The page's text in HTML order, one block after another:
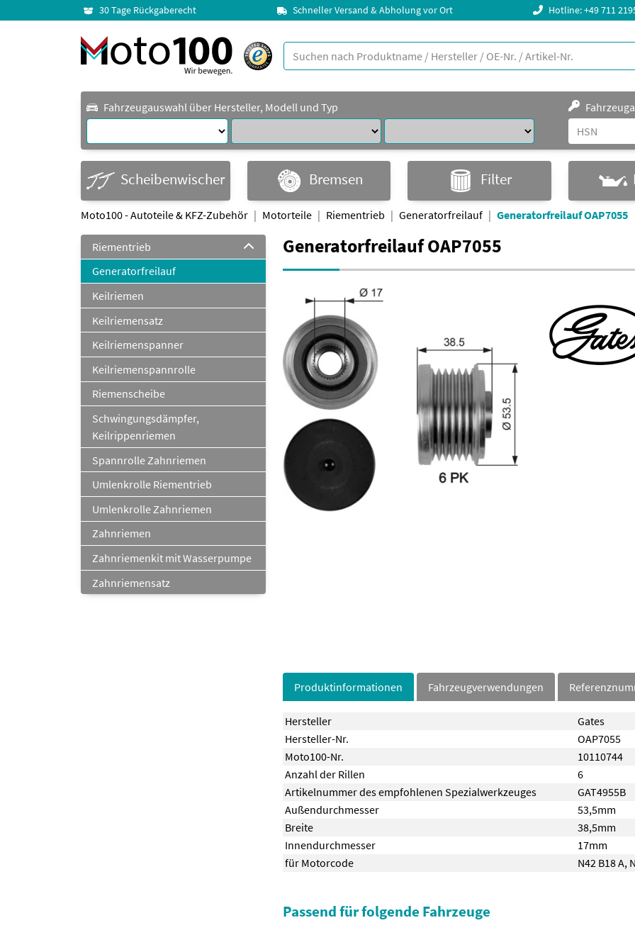
30 Tage Rückgaberecht Schneller Versand & Abholung vor Ort Hotline: +49 711
Fahrzeugauswahl über Hersteller, Modell und Typ
Scheibenwischer Bremsen Filter
Moto100 - Autoteile & KFZ-Zubehör Motorteile Riementrieb Generatorfreilauf Generatorfreilauf OAP7055
Riementrieb
Generatorfreilauf
Keilriemen
Keilriemensatz
Keilriemenspanner
Keilriemenspannrolle
Riemenscheibe
Schwingungsdämpfer,
Keilrippenriemen
Spannrolle Zahnriemen
Umlenkrolle Riementrieb
Umlenkrolle Zahnriemen
Zahnriemen
Zahnriemenkit mit Wasserpumpe
Zahnriemensatz
Generatorfreilauf OAP7055
Produktinformationen Fahrzeugverwendungen
Hersteller
Gates
Hersteller-Nr.
OAP7055
Moto100-Nr.
10110744
Anzahl der Rillen
6
Artikelnummer des empfohlenen Spezialwerkzeuges
GAT4955B
Außendurchmesser
53,5mm
Breite
38,5mm
Innendurchmesser
17mm
für Motorcode
N42 B18 A,
Passend für folgende Fahrzeuge